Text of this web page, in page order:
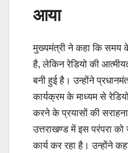
आया
मुख्यमंत्री ने कहा कि समय
है, लेकिन रेडियो की
बनी हुई है। उन्होंने
कार्यक्रम के माध्यम से
करने के प्रयासों की
उत्तराखण्ड में इस परंपरा को
कार्य कर रहा है। उन्होंने